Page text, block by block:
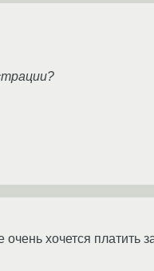
хочется платить